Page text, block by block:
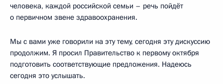
человека, каждой российской семьи – речь пойдёт
о первичном звене здравоохранения.
Мы с вами уже говорили на эту тему, сегодня эту дискуссию
продолжим. Я просил Правительство к первому октября
подготовить соответствующие предложения. Надеюсь
сегодня это услышать.